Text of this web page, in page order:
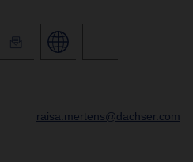
raisa.mertens@dachser.com